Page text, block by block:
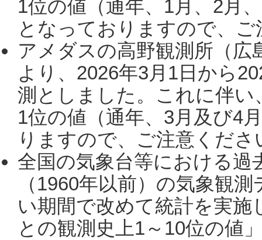
1位の値（通年、1月、2月
となっておりますので、
アメダスの高野観測所（
より、2026年3月1日から
測としました。これに伴い
1位の値（通年、3月及び4
りますので、ご注意くだ
全国の気象台等における過
（1960年以前）の気象観
い期間で改めて統計を実
との観測史上1～10位の値